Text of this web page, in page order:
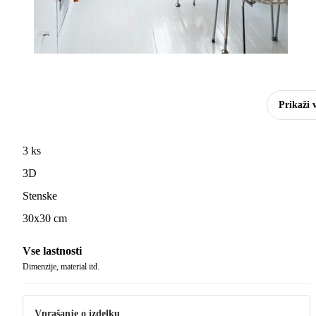
Prikaži
3 ks
3D
Stenske
30x30 cm
Vse lastnosti
Dimenzije, material itd.
Vprašanje o izdelku